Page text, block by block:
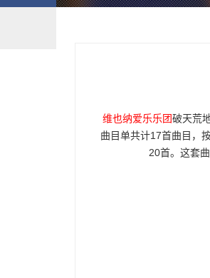
维也纳爱乐乐团破天荒
曲目单共计17首曲目，
20首。这套